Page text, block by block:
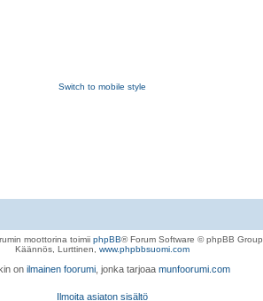
Switch to mobile style
moottorina toimii phpBB® Forum Software © phpBB Group
Käännös, Lurttinen, www.phpbbsuomi.com
on ilmainen foorumi , jonka tarjoaa munfoorumi.com
Ilmoita asiaton sisältö